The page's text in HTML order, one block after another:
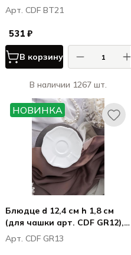
/ Boletus
Арт. CDF BT21
531 ₽
В корзину
В наличии 1267 шт.
НОВИНКА
Блюдце d 12,4 см h 1,8 см
(для чашки арт. CDF GR12),
фарфор, Грация / Grazia
Арт. CDF GR13